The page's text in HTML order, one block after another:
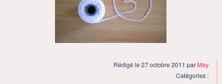
Rédigé le 27 octobre 2011 par May
Catégories :